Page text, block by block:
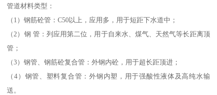
管道材料类型：
（1）钢筋砼管：C50以上，应用多，用于短距下水道中；
（2）钢 管：列应用第二位，用于自来水、煤气、天然气等长距离顶
管；
（3）钢管、钢筋砼复合管：外钢内砼，用于超长距顶进；
（4）钢管、塑料复合管：外钢内塑，用于强酸性液体及高纯水输
送。